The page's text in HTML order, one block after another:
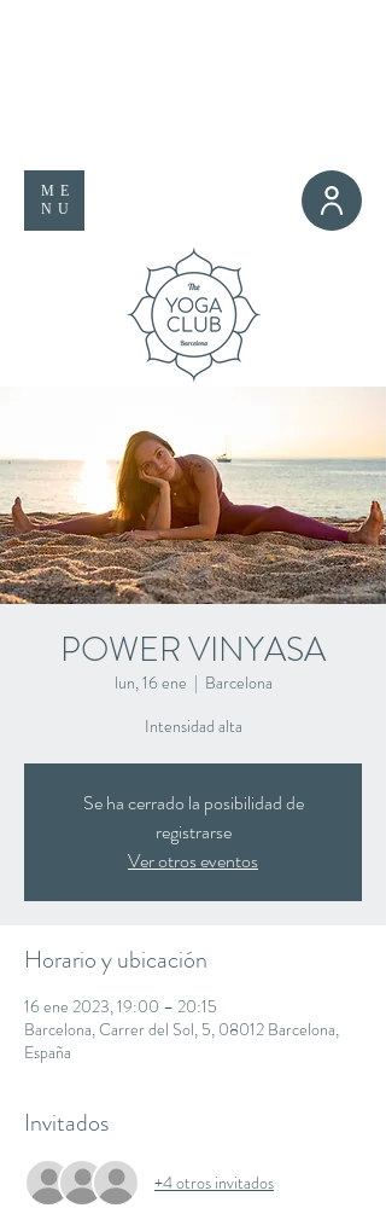
ME
NU
POWER VINYASA
lun, 16 ene
  |
Barcelona
Intensidad alta
Se ha cerrado la posibilidad de
registrarse
Ver otros eventos
Horario y ubicación
16 ene 2023, 19:00 – 20:15
Barcelona, Carrer del Sol, 5, 08012 Barcelona,
España
Invitados
+4 otros invitados